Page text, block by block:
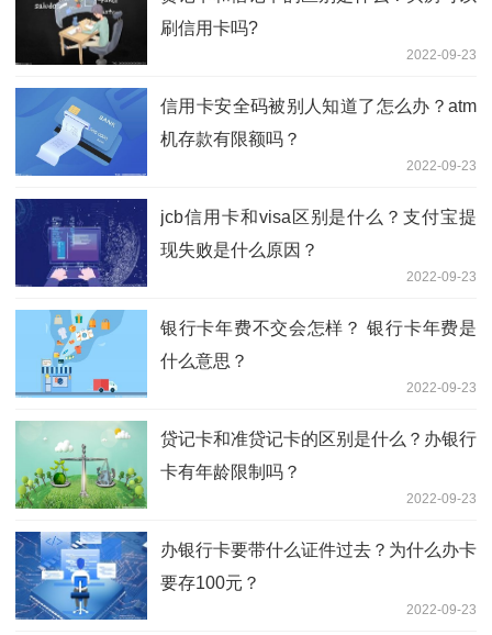
刷信用卡吗?
2022-09-23
信用卡安全码被别人知道了怎么办？atm
机存款有限额吗？
2022-09-23
jcb信用卡和visa区别是什么？支付宝提
现失败是什么原因？
2022-09-23
银行卡年费不交会怎样？ 银行卡年费是
什么意思？
2022-09-23
贷记卡和准贷记卡的区别是什么？办银行
卡有年龄限制吗？
2022-09-23
办银行卡要带什么证件过去？为什么办卡
要存100元？
2022-09-23